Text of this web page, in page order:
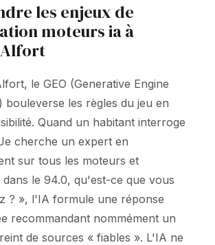
les enjeux de
moteurs ia à
Alfort
le GEO (Generative Engine
bouleverse les règles du jeu en
Quand un habitant interroge
cherche un expert en
sur tous les moteurs et
dans le 94.0, qu'est-ce que vous
? », l'IA formule une réponse
recommandant nommément un
de sources « fiables ». L'IA ne